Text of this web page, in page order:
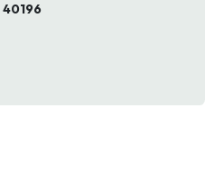
40196